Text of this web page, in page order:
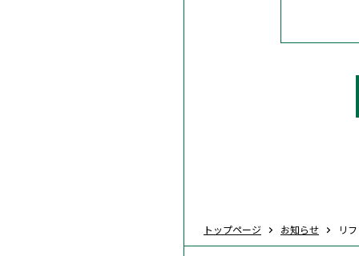
トップページ お知らせ リ